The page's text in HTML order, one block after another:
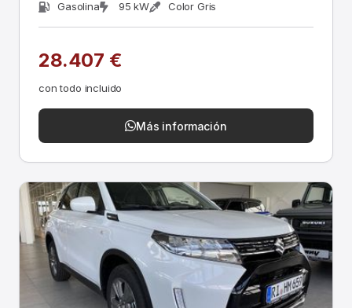
Gasolina
95 kW Color Gris
28.407 €
con todo incluido
Más información